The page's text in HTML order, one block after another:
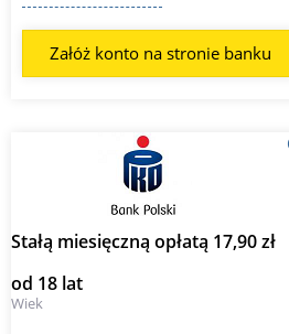
Załóż konto na stronie banku
Stałą miesięczną opłatą 17,90 zł
od 18 lat
Wiek